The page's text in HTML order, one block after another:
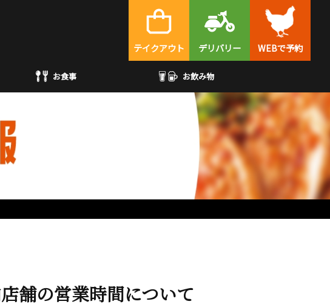
テイクアウト デリバリー WEBで予約
お食事 お飲み物
舗の営業時間について